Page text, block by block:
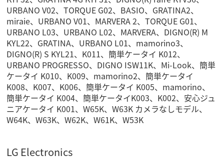
URBANO V02、TORQUE G02、BASIO、GRATINA2、
miraie、URBANO V01、MARVERA 2、TORQUE G01、
URBANO L03、URBANO L02、MARVERA、DIGNO(R) M
KYL22、GRATINA、URBANO L01、mamorino3、
DIGNO(R) S KYL21、K011、簡単ケータイ K012、
URBANO PROGRESSO、DIGNO ISW11K、Mi-Look、簡単
ケータイ K010、K009、mamorino2、簡単ケータイ
K008、K007、K006、簡単ケータイ K005、mamorino、
簡単ケータイ K004、簡単ケータイK003、K002、安心ジュ
ニアケータイ K001、W65K、W63K カメラなしモデル、
W64K、W63K、W62K、W61K、W53K
LG Electronics